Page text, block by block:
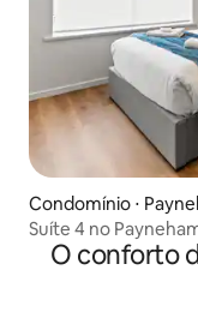
Condomínio ⋅
Suíte 4 no
O conforto